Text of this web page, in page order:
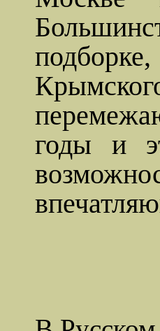
годы и